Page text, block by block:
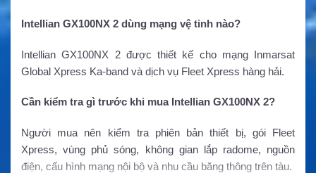
Intellian GX100NX 2 dùng mạng vệ tinh nào?
Intellian GX100NX 2 được thiết kế cho mạng Inmarsat
Global Xpress Ka-band và dịch vụ Fleet Xpress hàng hải.
Cần kiểm tra gì trước khi mua Intellian GX100NX 2?
Người mua nên kiểm tra phiên bản thiết bị, gói Fleet
Xpress, vùng phủ sóng, không gian lắp radome, nguồn
điện, cấu hình mạng nội bộ và nhu cầu băng thông trên tàu.